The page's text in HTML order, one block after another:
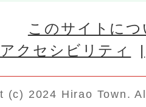
このサイトに
クセシビリティ
(c) 2024 Hirao Town.